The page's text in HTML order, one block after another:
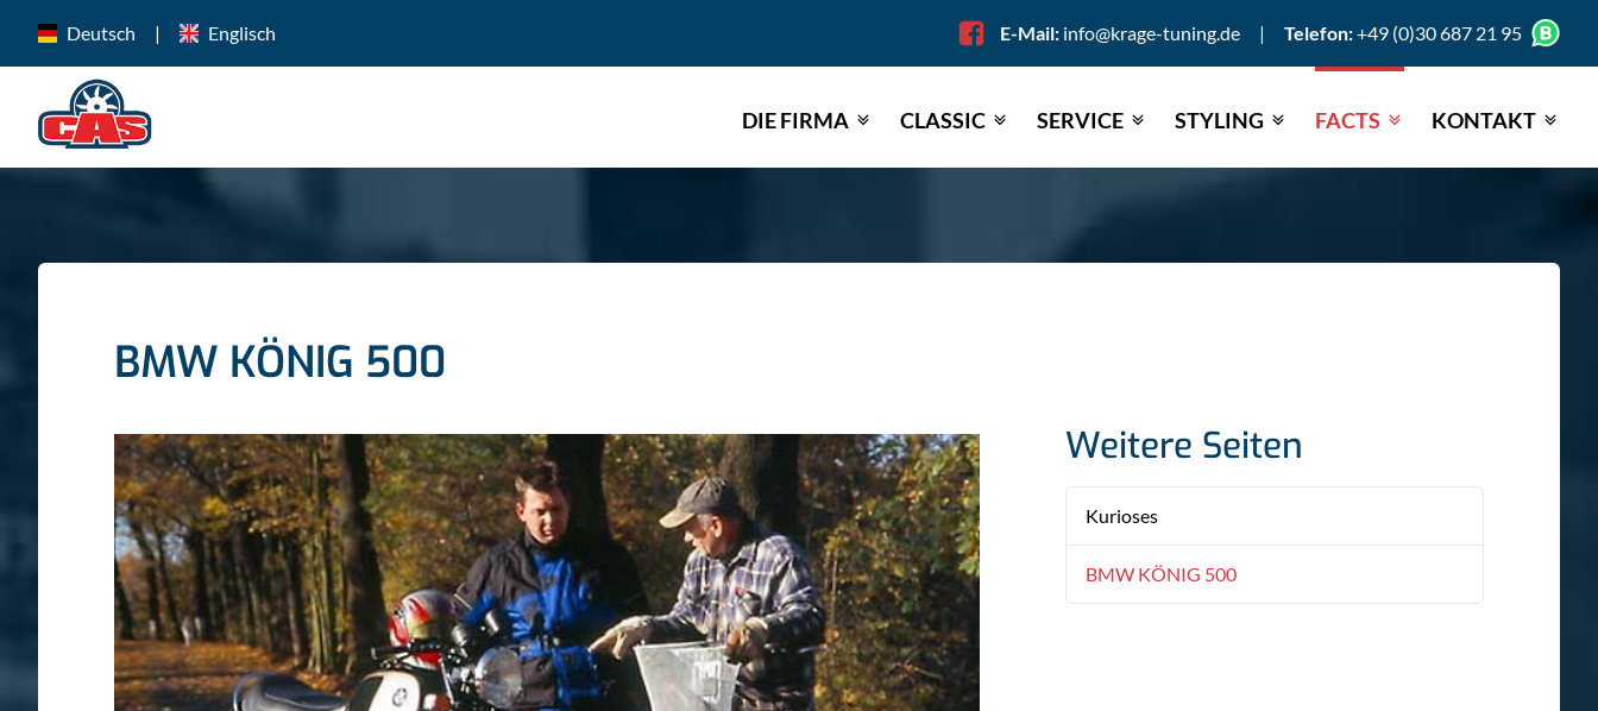
Deutsch | Englisch E-Mail: info@krage-tuning.de | Telefon:+49 (0)30 687 21 95
DIE FIRMA CLASSIC SERVICE STYLING FACTS KONTAKT
BMW KÖNIG 500
Weitere Seiten
Kurioses
BMW KÖNIG 500